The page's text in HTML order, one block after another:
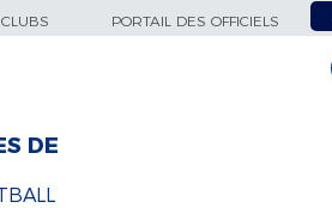
PORTAIL DES OFFICIELS
DE